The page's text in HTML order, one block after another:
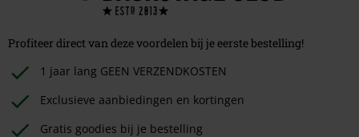
Profiteer direct van deze voordelen bij je eerste bestelling!
1 jaar lang GEEN VERZENDKOSTEN
Exclusieve aanbiedingen en kortingen
Gratis goodies bij je bestelling